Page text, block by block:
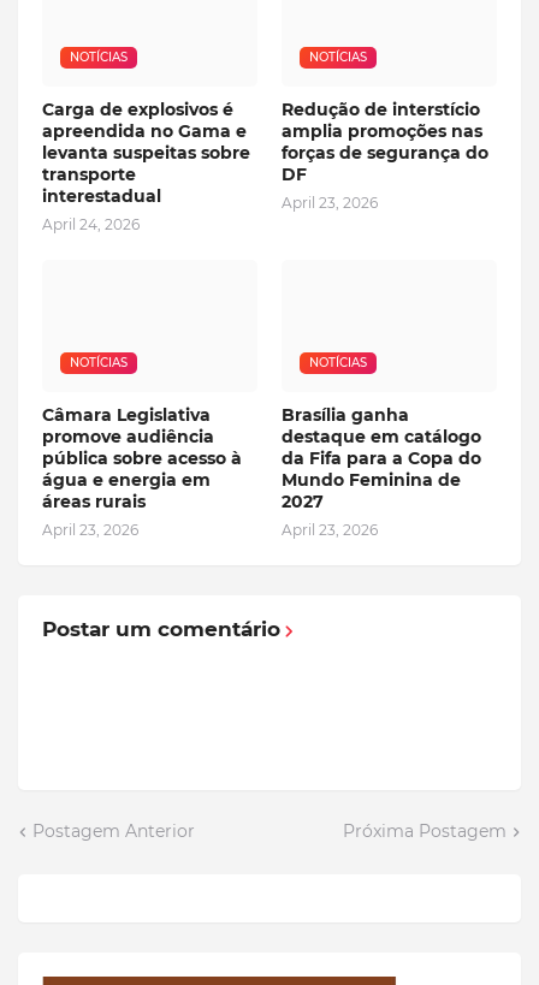
NOTÍCIAS
Carga de explosivos é
apreendida no Gama e
levanta suspeitas sobre
transporte
interestadual
April 24, 2026
NOTÍCIAS
Redução de interstício
amplia promoções nas
forças de segurança do
DF
April 23, 2026
NOTÍCIAS
Câmara Legislativa
promove audiência
pública sobre acesso à
água e energia em
áreas rurais
April 23, 2026
NOTÍCIAS
Brasília ganha
destaque em catálogo
da Fifa para a Copa do
Mundo Feminina de
2027
April 23, 2026
Postar um comentário
Postagem Anterior Próxima Postagem